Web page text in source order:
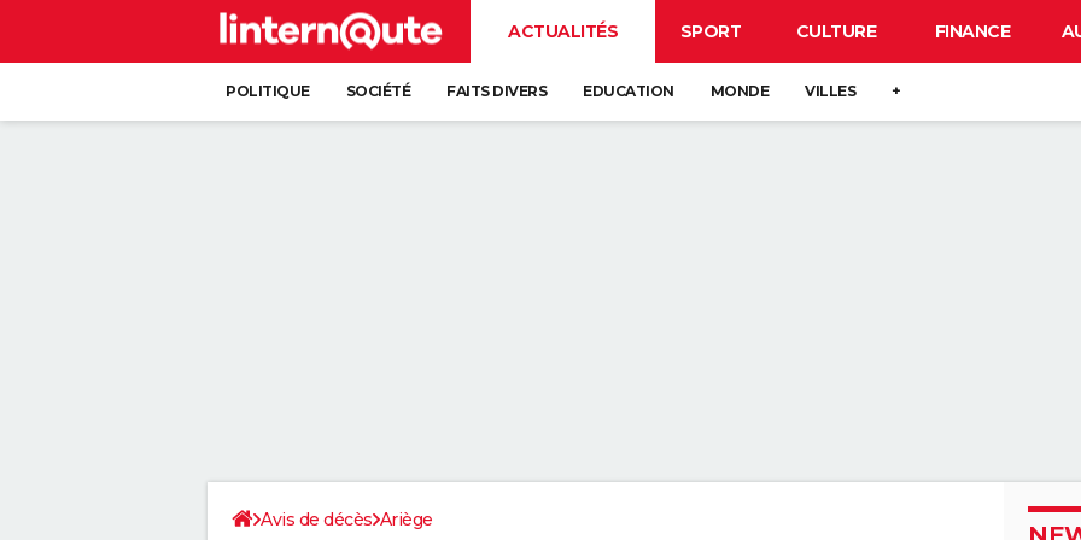
ACTUALITÉS SPORT CULTURE FINANCE
POLITIQUE SOCIÉTÉ FAITS DIVERS EDUCATION MONDE VILLES +
Avis de décès Ariège